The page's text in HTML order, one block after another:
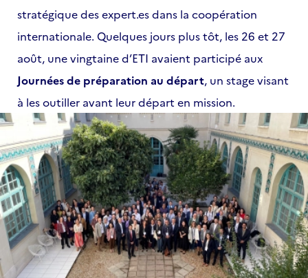
stratégique des expert.es dans la coopération
internationale. Quelques jours plus tôt, les 26 et 27
août, une vingtaine d’ETI avaient participé aux
Journées de préparation au départ, un stage visant
à les outiller avant leur départ en mission.